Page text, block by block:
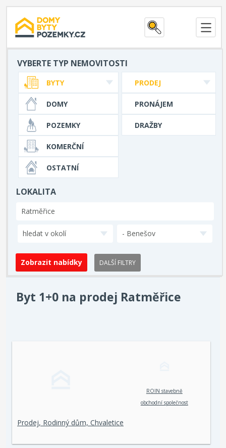
VYBERTE TYP NEMOVITOSTI
PRODEJ
PRONÁJEM
DRAŽBY
BYTY
DOMY
POZEMKY
KOMERČNÍ
OSTATNÍ
LOKALITA
hledat v okolí - Benešov
DALŠÍ FILTRY
Byt 1+0 na prodej Ratměřice
ROIN stavebně
obchodní společnost
Prodej, Rodinný dům, Chvaletice